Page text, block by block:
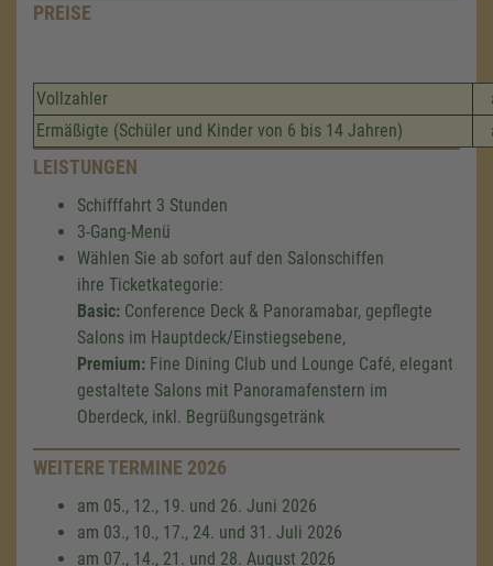
PREISE
Vollzahler
Ermäßigte (Schüler und Kinder von 6 bis 14 Jahren)
LEISTUNGEN
Schifffahrt 3 Stunden
3-Gang-Menü
Wählen Sie ab sofort auf den Salonschiffen
ihre Ticketkategorie:
Basic: Conference Deck & Panoramabar, gepflegte
Salons im Hauptdeck/Einstiegsebene,
Premium: Fine Dining Club und Lounge Café, elegant
gestaltete Salons mit Panoramafenstern im
Oberdeck, inkl. Begrüßungsgetränk
WEITERE TERMINE 2026
am 05., 12., 19. und 26. Juni 2026
am 03., 10., 17., 24. und 31. Juli 2026
am 07., 14., 21. und 28. August 2026